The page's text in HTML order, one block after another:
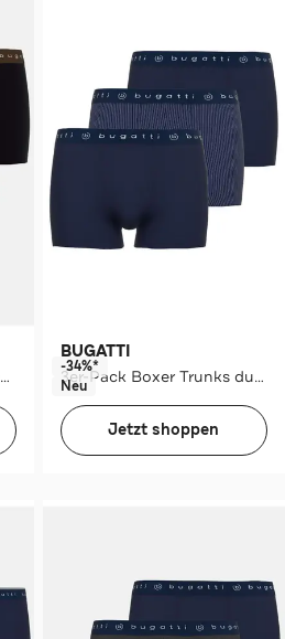
3er-Pack Boxer Trunks schwarz
BUGATTI
3er-Pack Boxer Trunks dunkelblau
-34%*
Neu
Jetzt shoppen